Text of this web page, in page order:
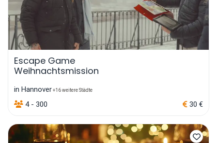
Escape Game
Weihnachtsmission
in Hannover+16 weitere Städte
4 - 300 30 €